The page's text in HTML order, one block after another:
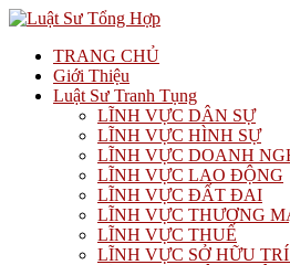
TRANG CHỦ
Giới Thiệu
Luật Sư Tranh Tụng
LĨNH VỰC DÂN SỰ
LĨNH VỰC HÌNH SỰ
LĨNH VỰC DOANH
LĨNH VỰC LAO ĐỘNG
LĨNH VỰC ĐẤT ĐAI
LĨNH VỰC THƯƠNG
LĨNH VỰC THUẾ
LĨNH VỰC SỞ HỮU